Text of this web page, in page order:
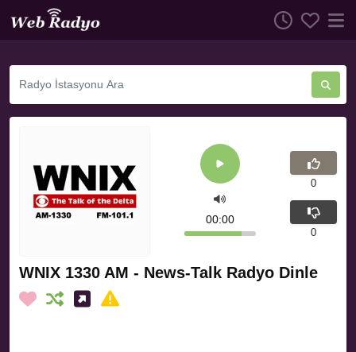
WNIX 1330 AM - News-Talk Radyo Dinle
00:00
0
0